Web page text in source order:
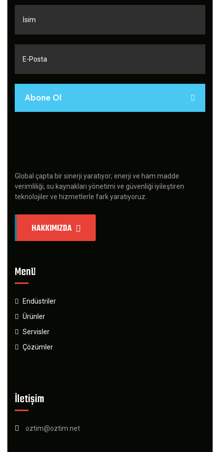
Abone Ol
Global çapta bir sinerji yaratıyor; enerji ve ham madde
verimliliği, su kaynakları yönetimi ve güvenliği iyileştiren
teknolojiler ve hizmetlerle fark yaratıyoruz.
HAKKIMIZDA
Menü
Endüstriler
Ürünler
Servisler
Çözümler
İletişim
oztim@oztim.net